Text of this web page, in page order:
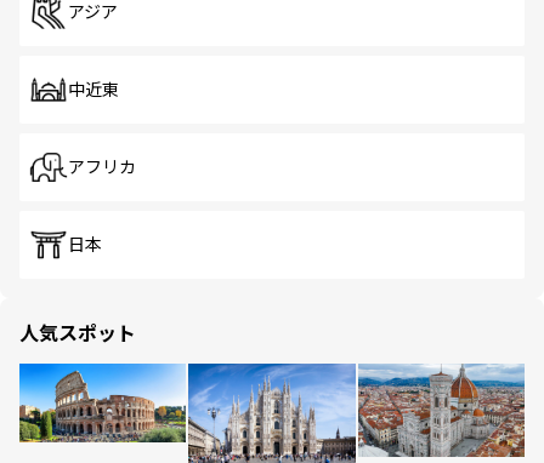
アジア
中近東
アフリカ
日本
人気スポット